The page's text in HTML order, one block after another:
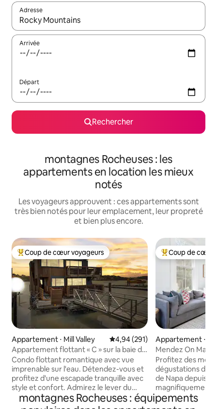
Adresse
Lorsque les résultats s'affichent, utilisez les flèches vers le
Arrivée
Départ
Rechercher
montagnes Rocheuses : les
appartements en location les mieux
notés
Les voyageurs approuvent : ces appartements sont
très bien notés pour leur emplacement, leur propreté
et bien plus encore.
Coups de cœur voyageurs les plus appréciés
Coup de cœur voyageurs
Appartement ⋅ Mill Valley Évaluation moyenne sur la
4,94 (291)
Appartement flottant « C » sur la baie de
Richardson à Sausalito
Condo flottant romantique avec vue
imprenable sur l'eau. Détendez-vous et
profitez d'une escapade tranquille avec
style et confort. Admirez le lever du
soleil depuis votre lit KING super
confortable ou détendez-vous sur le
Coups de cœur
Coup de cœur
Appartement ⋅
Mendez On Main
à pied du centre-
Profitez des
dégustations de
de Napa depuis
magnifiquement
dans notre
seulement 10
montagnes Rocheuses : équipements